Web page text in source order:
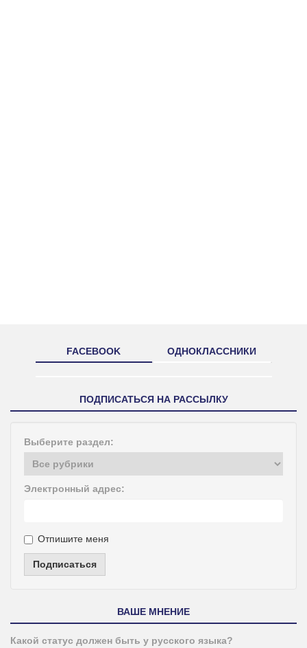
FACEBOOK ОДНОКЛАССНИКИ
ПОДПИСАТЬСЯ НА РАССЫЛКУ
Выберите раздел:
Электронный адрес:
Отпишите меня
Подписаться
ВАШЕ МНЕНИЕ
Какой статус должен быть у русского языка?